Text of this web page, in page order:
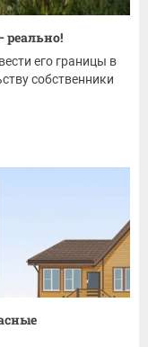
реально!
его границы в
собственники